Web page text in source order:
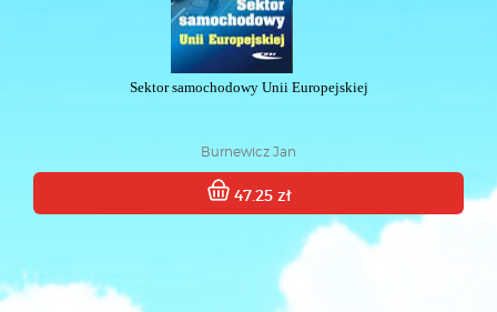
Sektor samochodowy Unii Europejskiej
Burnewicz Jan
47.25 zł